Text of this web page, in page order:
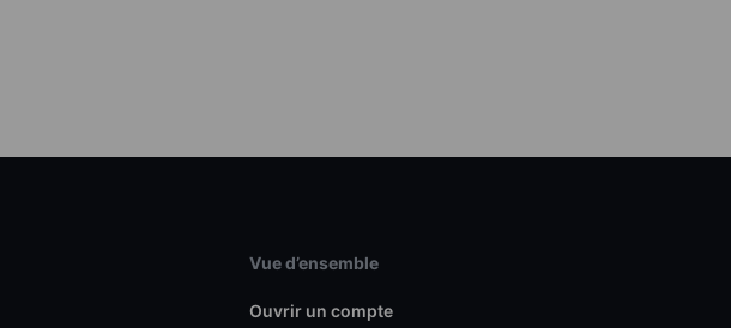
Vue d’ensemble
Ouvrir un compte